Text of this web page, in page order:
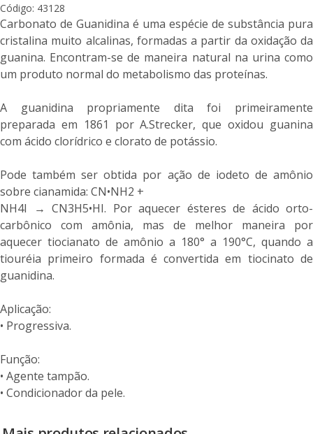
Código: 43128
Carbonato de Guanidina é uma espécie de substância pura
cristalina muito alcalinas, formadas a partir da oxidação da
guanina. Encontram-se de maneira natural na urina como
um produto normal do metabolismo das proteínas.
A guanidina propriamente dita foi primeiramente
preparada em 1861 por A.Strecker, que oxidou guanina
com ácido clorídrico e clorato de potássio.
Pode também ser obtida por ação de iodeto de amônio
sobre cianamida: CN•NH2 +
NH4I → CN3H5•HI. Por aquecer ésteres de ácido orto-
carbônico com amônia, mas de melhor maneira por
aquecer tiocianato de amônio a 180° a 190°C, quando a
tiouréia primeiro formada é convertida em tiocinato de
guanidina.
Aplicação:
• Progressiva.
Função:
• Agente tampão.
• Condicionador da pele.